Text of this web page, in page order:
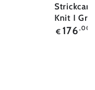
Knit I
Regulärer
Preis
€ 176 ,00